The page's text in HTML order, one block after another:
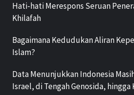
Hati-hati Merespons Seruan
Khilafah
Bagaimana Kedudukan Aliran
Islam?
Data Menunjukkan Indonesia
Israel, di Tengah Genosida, hingga